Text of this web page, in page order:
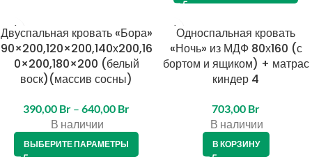
Двуспальная кровать «Бора»
90×200,120×200,140х200,16
0×200,180×200 (белый
воск)(массив сосны)
390,00 Br – 640,00 Br
В наличии
ВЫБЕРИТЕ ПАРАМЕТРЫ
Односпальная кровать
«Ночь» из МДФ 80х160 (с
бортом и ящиком) + матрас
киндер 4
703,00 Br
В наличии
В КОРЗИНУ